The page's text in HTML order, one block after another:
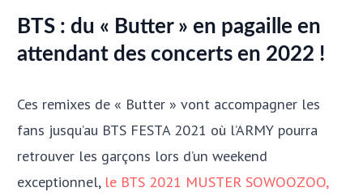
BTS : du « Butter » en pagaille en
attendant des concerts en 2022 !
Ces remixes de « Butter » vont accompagner les
fans jusqu’au BTS FESTA 2021 où l’ARMY pourra
retrouver les garçons lors d’un weekend
exceptionnel, le BTS 2021 MUSTER SOWOOZOO,